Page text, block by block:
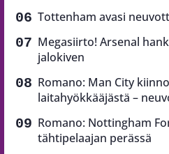
Tottenham avasi
Megasiirto! Arsenal
jalokiven
Romano: Man City
laitahyökkääjästä –
Romano: Nottingham
tähtipelaajan perässä